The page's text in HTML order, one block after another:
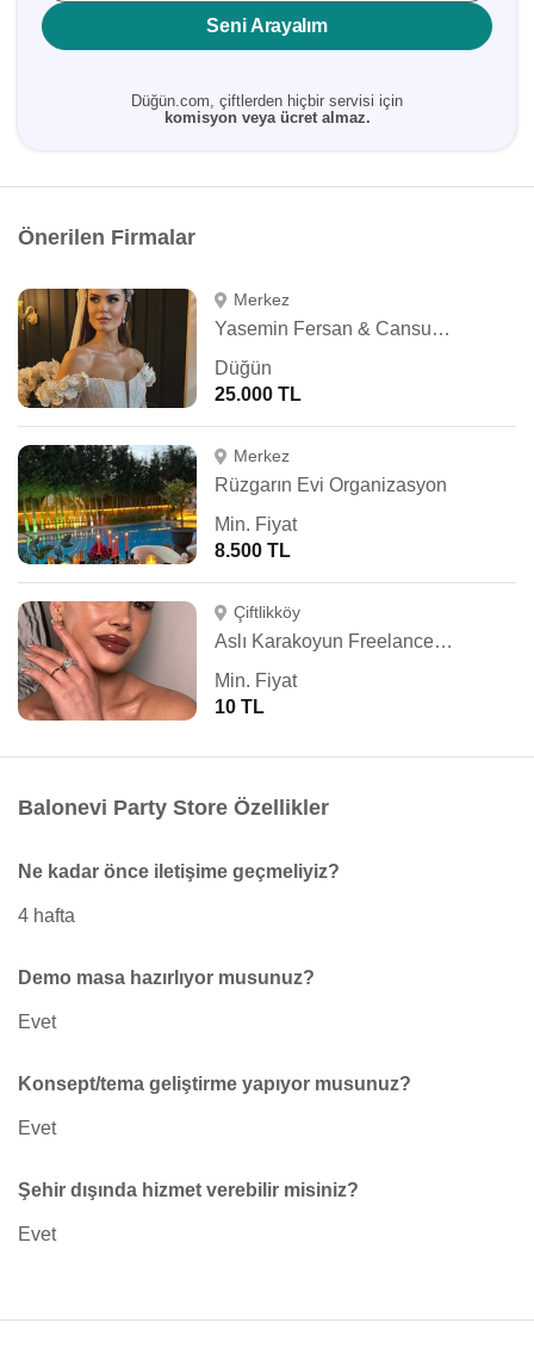
Seni Arayalım
Düğün.com, çiftlerden hiçbir servisi için
komisyon veya ücret almaz.
Önerilen Firmalar
Merkez
Yasemin Fersan & Cansu Alkan Studio
Düğün
25.000 TL
Merkez
Rüzgarın Evi Organizasyon
Min. Fiyat
8.500 TL
Çiftlikköy
Aslı Karakoyun Freelance Makeup Artist
Min. Fiyat
10 TL
Balonevi Party Store Özellikler
Ne kadar önce iletişime geçmeliyiz?
4 hafta
Demo masa hazırlıyor musunuz?
Evet
Konsept/tema geliştirme yapıyor musunuz?
Evet
Şehir dışında hizmet verebilir misiniz?
Evet